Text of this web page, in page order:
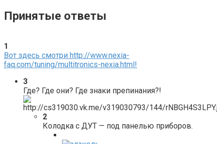
Принятые ответы
1
Вот здесь смотри http://www.nexia-
faq.com/tuning/multitronics-nexia.html!
3
Где? Где они? Где знаки препинания?!
2
Колодка с ДУТ — под панелью приборов.